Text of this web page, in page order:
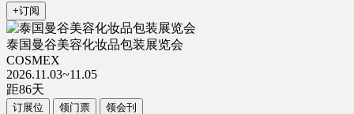
+订阅
泰国曼谷美容化妆品包装展览会
COSMEX
2026.11.03~11.05
距86天
订展位 领门票 领会刊